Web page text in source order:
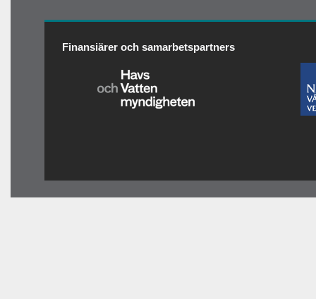
Finansiärer och samarbetspartners